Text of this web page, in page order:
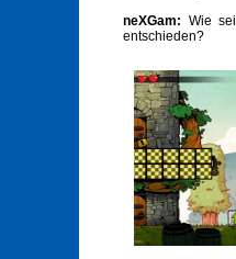
neXGam: Wie
entschieden?